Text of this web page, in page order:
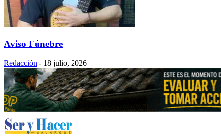
Aviso Fúnebre
Redacción - 18 julio, 2026